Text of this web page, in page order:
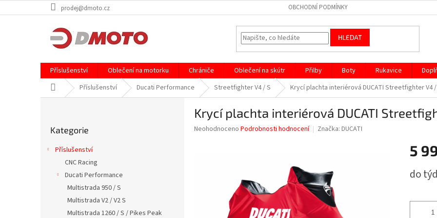
na
prodej@dmoto.cz OBCHODNÍ PODMÍNKY
HLEDAT
Příslušenství Oblečení na motorku Chrániče Oblečení na skútr Přilby Boty Rukavice
Domů Příslušenství Ducati Performance Streetfighter V4 / S Krycí plachta interiérová DUCATI Streetfighter V4 /
kategorie
Kategorie
Příslušenství
CNC Racing
Ducati Performance
Multistrada 950 / S
Multistrada V2 / V2 S
Multistrada 1260 / S / Pikes Peak
Krycí plachta interiérová DUCATI
Průměrné
Neohodnoceno Podrobnosti hodnocení Značka: DUCATI
5
cena:
do